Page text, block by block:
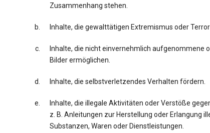
Zusammenhang stehen.
Inhalte, die gewalttätigen Extremismus oder
Inhalte, die nicht einvernehmlich aufgenommene
Bilder ermöglichen.
Inhalte, die selbstverletzendes Verhalten fördern.
Inhalte, die illegale Aktivitäten oder Verstöße
z. B. Anleitungen zur Herstellung oder Erlangung
Substanzen, Waren oder Dienstleistungen.